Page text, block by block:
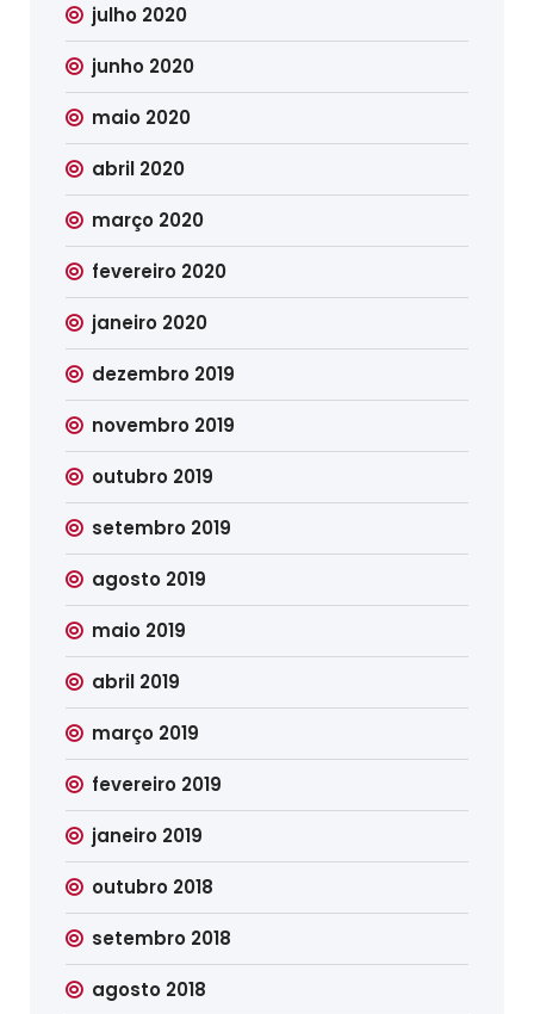
julho 2020
junho 2020
maio 2020
abril 2020
março 2020
fevereiro 2020
janeiro 2020
dezembro 2019
novembro 2019
outubro 2019
setembro 2019
agosto 2019
maio 2019
abril 2019
março 2019
fevereiro 2019
janeiro 2019
outubro 2018
setembro 2018
agosto 2018